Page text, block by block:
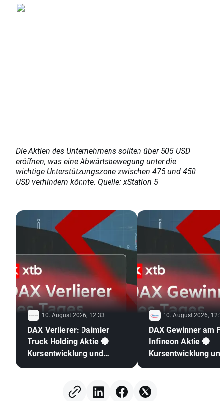
Die Aktien des Unternehmens sollten über 505 USD
eröffnen, was eine Abwärtsbewegung unter die
wichtige Unterstützungszone zwischen 475 und 450
USD verhindern könnte. Quelle: xStation 5
10. August 2026, 12:33
DAX Verlierer: Daimler
Truck Holding Aktie 🔴
Kursentwicklung und
10. August 2026,
DAX Gewinner am
Infineon Aktie 🔴
Kursentwicklung